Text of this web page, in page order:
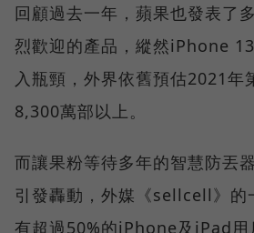
回顧過去一年，蘋果也發表了
烈歡迎的產品，縱然iPhone
入瓶頸，外界依舊預估2021年
8,300萬部以上。
而讓果粉等待多年的智慧防丟
引發轟動，外媒《sellcell》的
有超過50%的iPhone及iPad用